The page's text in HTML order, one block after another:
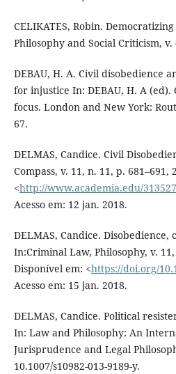
CELIKATES, Robin.
Philosophy and Social Criticism, v.
DEBAU, H. A. Civil disobedience
for injustice In: DEBAU, H. A (ed).
focus. London and New York:
67.
DELMAS, Candice. Civil
Compass, v. 11, n. 11, p. 681–691,
<http://www.academia.edu/
Acesso em: 12 jan. 2018.
DELMAS, Candice.
In:Criminal Law, Philosophy, v.
Disponível em: <https://doi.org/
Acesso em: 15 jan. 2018.
DELMAS, Candice. Political
In: Law and Philosophy: An
Jurisprudence and Legal
10.1007/s10982-013-9189-y.